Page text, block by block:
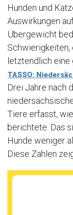
Hunden und
Auswirkungen
Übergewicht
Schwierigkeiten,
letztendlich eine
TASSO:
Drei Jahre nach
Tiere erfasst,
berichtete. Das
Hunde weniger
Diese Zahlen